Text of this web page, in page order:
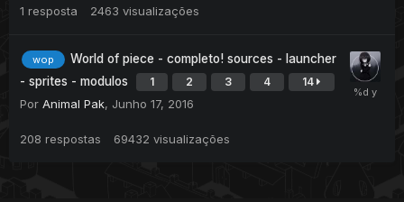
1 resposta 2463 visualizações
wop
World of piece - completo! sources - launcher
- sprites - modulos
1 2 3 4 14
Por Animal Pak, Junho 17, 2016
208 respostas 69432 visualizações